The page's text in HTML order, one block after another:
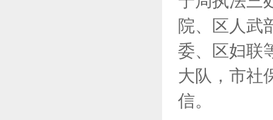
院、区人武
委、区妇联
大队，市社
信。